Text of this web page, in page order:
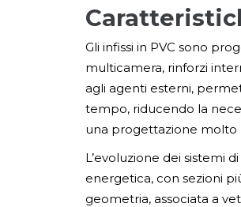
Gli infissi in PVC sono
multicamera, rinforzi
agli agenti esterni,
tempo, riducendo la
una progettazione molto
L’evoluzione dei sistemi
energetica, con sezioni
geometria, associata a